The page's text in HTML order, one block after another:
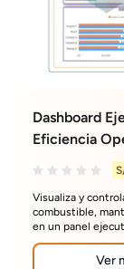
Dashboard
Eficiencia
Visualiza y
combustible,
en un panel
Ver